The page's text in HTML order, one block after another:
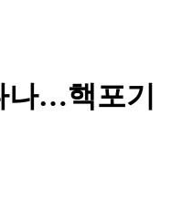
나…핵포기